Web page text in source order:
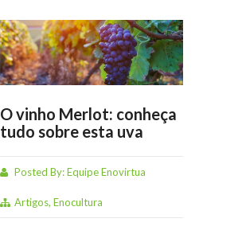
O vinho Merlot: conheça
tudo sobre esta uva
Posted By:Equipe Enovirtua
Artigos, Enocultura